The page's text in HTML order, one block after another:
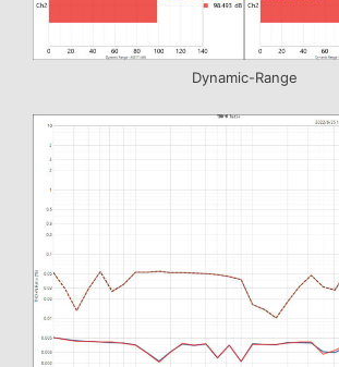
Dynamic-Range